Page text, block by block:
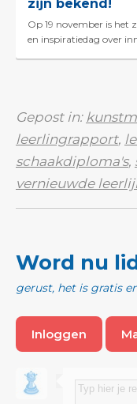
zijn bekend!
Op 19 november is het
en inspiratiedag over
Gepost in:
leerlingrapport,
schaakdiploma's,
vernieuwde
Word nu
gerust, het is gratis
Inloggen